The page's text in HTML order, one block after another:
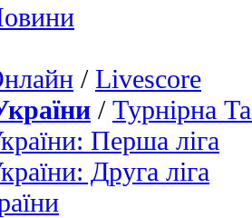
/ Livescore
/ Турнірна
Перша ліга
Друга ліга